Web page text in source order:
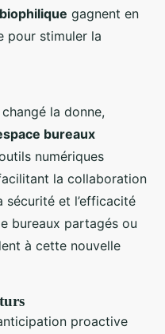
gagnent en
pour stimuler la
la donne,
bureaux
numériques
la collaboration
sécurité et l’efficacité
bureaux partagés ou
à cette nouvelle
proactive